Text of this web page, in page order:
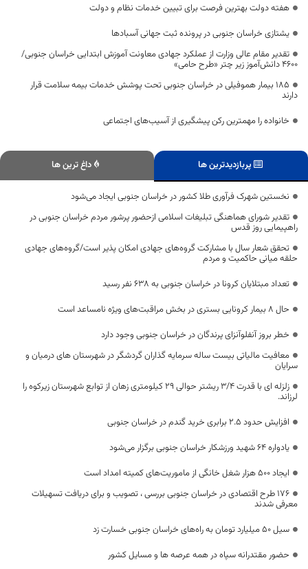
هفته دولت بهترین فرصت برای تبیین خدمات نظام و دولت
یشتازی خراسان جنوبی در پرونده ثبت جهانی آسبادها
تقدیر مقام عالی وزارت از عملکرد جهادی معاونت آموزش ابتدایی خراسان جنوبی/
۴۶۰۰ دانش‌آموز زیر چتر «طرح حامی»
۱۸۵ بیمار هموفیلی در خراسان جنوبی تحت پوشش خدمات بیمه سلامت قرار
دارند
خانواده را مهمترین رکن پیشگیری از آسیب‌های اجتماعی
پربازدیدترین ها داغ ترین ها
نخستین شهرک فرآوری طلا کشور در خراسان جنوبی ایجاد می‌شود
تقدیر شورای هماهنگی تبلیغات اسلامی ازحضور پرشور مردم خراسان جنوبی در
راهپیمایی روز قدس
تحقق شعار سال با مشارکت گروه‌های جهادی امکان پذیر است/گروه‌های جهادی
حلقه میانی حاکمیت و مردم
تعداد مبتلایان کرونا در خراسان جنوبی به 638 نفر رسید
حال ۸ بیمار کرونایی بستری در بخش مراقبت‌های ویژه نامساعد است
خطر بروز آنفلوآنزای پرندگان در خراسان جنوبی وجود دارد
معافیت مالیاتی بیست ساله سرمایه گذاران گردشگر در شهرستان های درمیان و
سرایان
زلزله ای با قدرت ۳/۴ ریشتر حوالی ۲۹ کیلومتری زهان از توابع شهرستان زیرکوه را
لرزاند.
افزایش حدود ۲.۵ برابری خرید گندم در خراسان جنوبی
یادواره ۶۴ شهید ورزشکار خراسان جنوبی برگزار می‌شود
ایجاد ۵۰۰ هزار شغل خانگی از ماموریت‌های کمیته امداد است
۱۷۶ طرح اقتصادی در خراسان جنوبی بررسی ، تصویب و برای دریافت تسهیلات
معرفی شدند
سیل ۵۰ میلیارد تومان به راه‌های خراسان جنوبی خسارت زد
حضور مقتدرانه سپاه در همه عرصه ها و مسایل کشور